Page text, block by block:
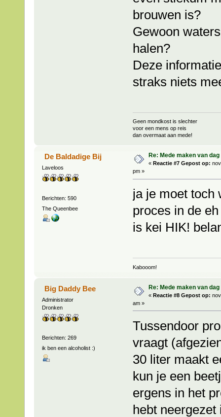
brouwen is?
Gewoon
halen?
Deze
straks niets
Geen mondkost is slechter
voor een mens op reis
dan overmaat aan mede!
De Baldadige Bij
Laveloos
Berichten: 590
The Queenbee
Re: Mede maken van
« Reactie #7 Gepost op:
pm »
ja je moet toch
proces in de
is kei HIK!
Kabooom!
Big Daddy Bee
Administrator
Dronken
Berichten: 269
ik ben een alcoholist :)
Re: Mede maken van dag
« Reactie #8 Gepost op:
am »
Tussendoor
vraagt
30 liter maakt
kun je een
ergens in het
hebt